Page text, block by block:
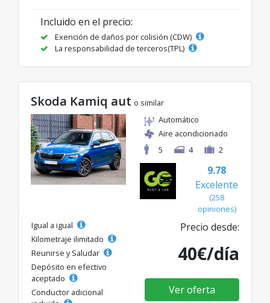
Incluido en el precio:
Exención de daños por colisión (CDW)
La responsabilidad de terceros(TPL)
Skoda Kamiq aut o similar
Automático
Aire acondicionado
5
4 2
9.78
Excelente
(258
opiniones)
Igual a igual
Kilometraje ilimitado
Reunirse y Saludar
Depósito en efectivo
aceptado
Conductor adicional
Precio desde:
40€/día
Ver oferta